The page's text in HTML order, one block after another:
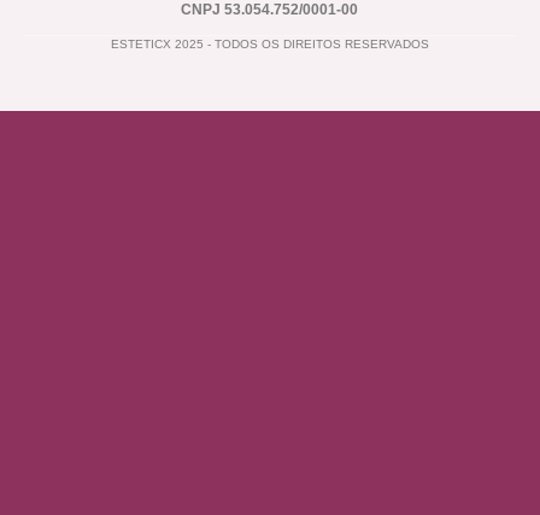
CNPJ 53.054.752/0001-00
ESTETICX 2025 - TODOS OS DIREITOS RESERVADOS